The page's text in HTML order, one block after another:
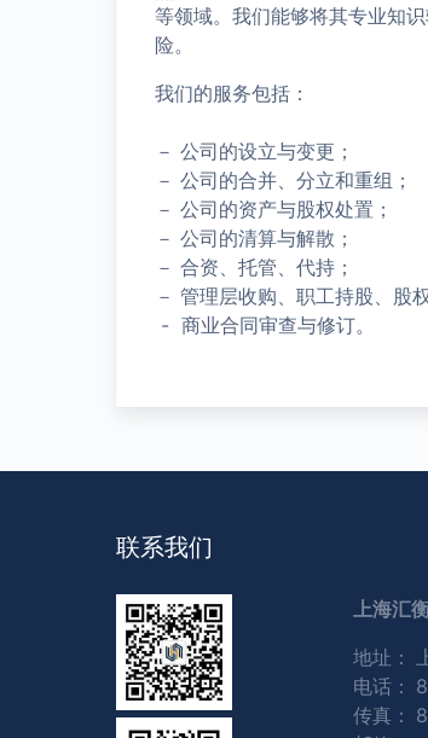
等领域。我们能够将其专业知
险。
我们的服务包括：
－ 公司的设立与变更；
－ 公司的合并、分立和重组；
－ 公司的资产与股权处置；
－ 公司的清算与解散；
－ 合资、托管、代持；
－ 管理层收购、职工持股、股
- 商业合同审查与修订。
联系我们
上海汇
地址：
电话：
传真：